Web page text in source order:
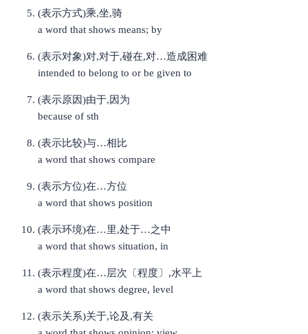
(表示方式)乘,坐,骑
a word that shows means; by
(表示对象)对,对于,碰在,对…造成困难
intended to belong to or be given to
(表示原因)由于,因为
because of sth
(表示比较)与…相比
a word that shows compare
(表示方位)在…方位
a word that shows position
(表示环境)在…里,处于…之中
a word that shows situation, in
(表示程度)在…层次〔程度〕,水平上
a word that shows degree, level
(表示关系)关于,论及,有关